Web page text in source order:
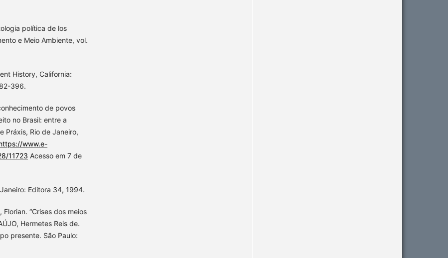
política de los
e Meio Ambiente, vol.
History, California:
396.
de povos
no Brasil: entre a
Práxis, Rio de Janeiro,
www.e-
11723 Acesso em 7 de
Editora 34, 1994.
Florian. “Crises dos meios
Hermetes Reis de.
presente. São Paulo: